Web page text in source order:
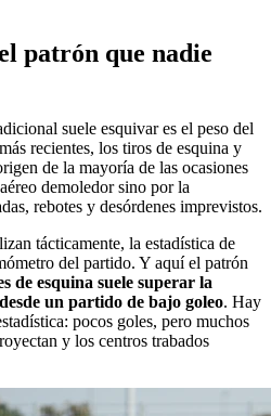
patrón que nadie
suele esquivar es el peso del
recientes, los tiros de esquina y
de la mayoría de las ocasiones
demoledor sino por la
rebotes y desórdenes imprevistos.
tácticamente, la estadística de
del partido. Y aquí el patrón
de esquina suele superar la
un partido de bajo goleo. Hay
pocos goles, pero muchos
y los centros trabados